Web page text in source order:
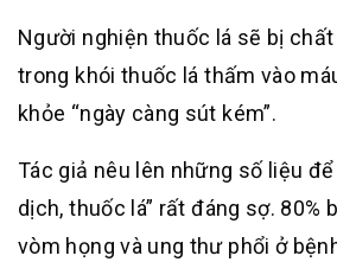
Người nghiện thuốc lá sẽ bị
trong khói thuốc lá thấm vào
khỏe “ngày càng sút kém”.
Tác giả nêu lên những số liệu
dịch, thuốc lá” rất đáng sợ. 80%
vòm họng và ung thư phổi ở